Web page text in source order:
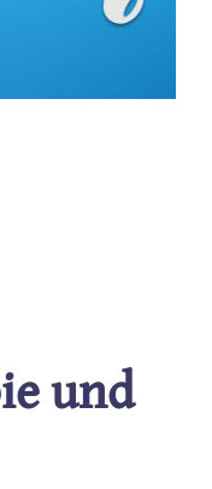
und